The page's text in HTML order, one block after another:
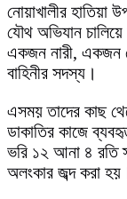
নোয়াখালীর হাতিয়া
যৌথ অভিযান
একজন নারী, একজন
বাহিনীর সদস্য।
এসময় তাদের কাছ
ডাকাতির কাজে
ভরি ১২ আনা ৪ রতি
অলংকার জব্দ করা